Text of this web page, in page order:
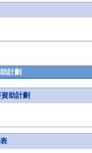
計劃
助計劃